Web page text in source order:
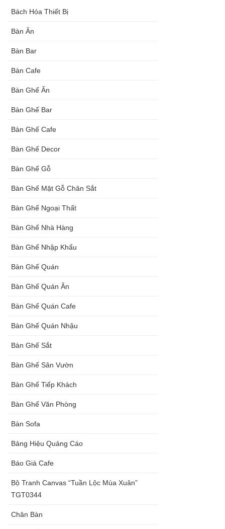
Bách Hóa Thiết Bị
Bàn Ăn
Bàn Bar
Bàn Cafe
Bàn Ghế Ăn
Bàn Ghế Bar
Bàn Ghế Cafe
Bàn Ghế Decor
Bàn Ghế Gỗ
Bàn Ghế Mặt Gỗ Chân Sắt
Bàn Ghế Ngoại Thất
Bàn Ghế Nhà Hàng
Bàn Ghế Nhập Khẩu
Bàn Ghế Quán
Bàn Ghế Quán Ăn
Bàn Ghế Quán Cafe
Bàn Ghế Quán Nhậu
Bàn Ghế Sắt
Bàn Ghế Sân Vườn
Bàn Ghế Tiếp Khách
Bàn Ghế Văn Phòng
Bàn Sofa
Bảng Hiệu Quảng Cáo
Báo Giá Cafe
Bộ Tranh Canvas “Tuần Lộc Mùa Xuân”
TGT0344
Chân Bàn